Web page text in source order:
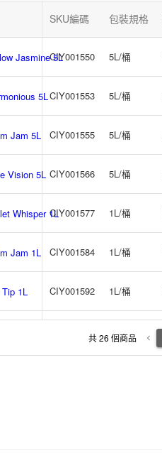
SKU編碼 包裝規格
Jasmine 5LCIY001550 5L/桶
5L CIY001553 5L/桶
Jam 5L CIY001555 5L/桶
Vision 5L CIY001566 5L/桶
Whisper 1LCIY001577 1L/桶
Jam 1L CIY001584 1L/桶
1L CIY001592 1L/桶
共 26 個商品 keyboard_arrow_left